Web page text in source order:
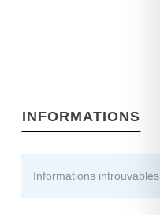
INFORMATIONS
Informations introuvables